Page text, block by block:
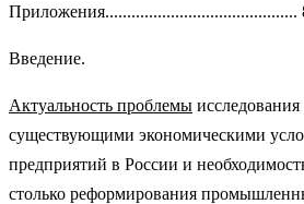
Приложения............................................
Введение.
Актуальность проблемы исследования
существующими экономическими
предприятий в России и
столько реформирования